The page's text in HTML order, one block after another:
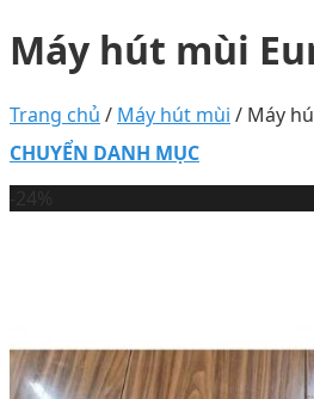
Máy hút mùi
Trang chủ / Máy hút mùi / Máy
CHUYỂN DANH MỤC